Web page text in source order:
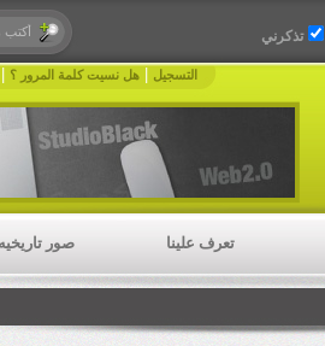
تذكرني
التسجيل هل نسيت كلمة المرور ؟
تعرف علينا صور تاريخيه